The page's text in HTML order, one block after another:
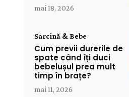
mai 18, 2026
Sarcină & Bebe
Cum previi durerile de
spate când îți duci
bebelușul prea mult
timp în brațe?
mai 11, 2026